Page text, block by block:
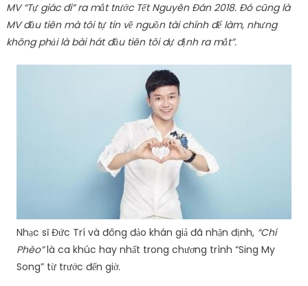
MV “Tự giác đi” ra mắt trước Tết Nguyên Đán 2018. Đó cũng là
MV đầu tiên mà tôi tự tin về nguồn tài chính để làm, nhưng
không phải là bài hát đầu tiên tôi dự định ra mắt”.
Nhạc sĩ Đức Trí và đông đảo khán giả đã nhận định, “Chí
Phèo”là ca khúc hay nhất trong chương trình “Sing My
Song” từ trước đến giờ.